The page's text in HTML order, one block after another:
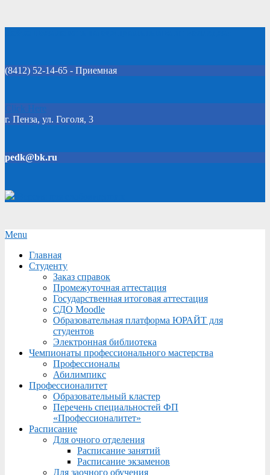
(8412) 52-14-65 - Приемная
Click Here
г. Пенза, ул. Гоголя, 3
pedk@bk.ru
Secondary
Menu
Menu
Главная
Студенту
Заказ справок
Промежуточная аттестация
Государственная итоговая аттестация
СДО Moodle
Образовательная платформа ЮРАЙТ для
студентов
Электронная библиотека
Чемпионаты профессионального мастерства
Профессионалы
Абилимпикс
Профессионалитет
Образовательный кластер
Перечень специальностей ФП
«Профессионалитет»
Расписание
Для очного отделения
Расписание занятий
Расписание экзаменов
Для заочного обучения